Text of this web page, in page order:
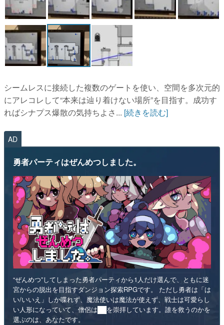
シームレスに接続した複数のゲートを使い、空間を多次元的
にアレコレして“本来は辿り着けない場所”を目指す。成功す
ればシナプス爆散の気持ちよさ... [続きを読む]
AD
勇者パーティはぜんめつしました。
“ぜんめつ”してしまった勇者パーティから1人だけ選んで、ともに迷
宮からの脱出を目指すダンジョン探索RPGです。 ただし勇者は「は
い/いいえ」しか喋れず、魔法使いは魔法が使えず、戦士は可愛らし
い人形になっていて、僧侶は██を崇拝しています。誰を救うのかを
選ぶのは、あなたです。